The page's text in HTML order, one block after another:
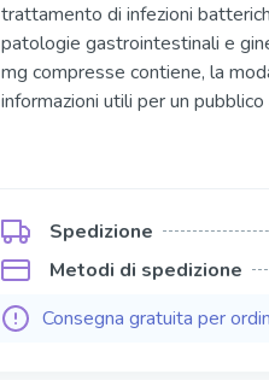
Viagra Soft Tabs
Cialis Soft Tabs
Levitra Soft Tabs
Kamagra
Kamagra Oral Jelly
trattamento di infezioni
patologie gastrointestinali e
mg compresse contiene, la
informazioni utili per un pubblico
Spedizione
Metodi di spedizione
Consegna gratuita per